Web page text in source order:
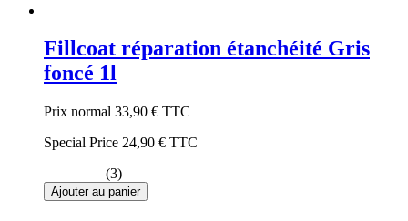
Fillcoat réparation étanchéité Gris
foncé 1l
Prix normal 33,90 € TTC
Special Price 24,90 € TTC
(3)
Ajouter au panier